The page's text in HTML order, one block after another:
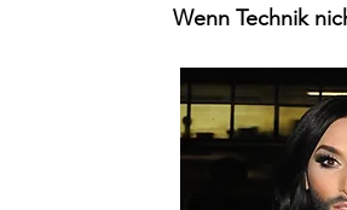
Wenn Technik